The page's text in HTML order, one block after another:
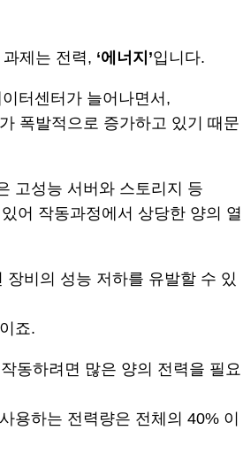
제는 전력, ‘에너지’입니다.
터센터가 늘어나면서,
폭발적으로 증가하고 있기 때문
고성능 서버와 스토리지 등
어 작동과정에서 상당한 양의 열
장비의 성능 저하를 유발할 수 있
죠.
동하려면 많은 양의 전력을 필요
용하는 전력량은 전체의 40% 이